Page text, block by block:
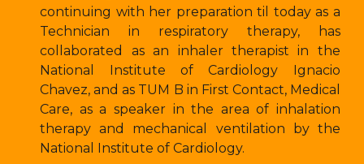
continuing with her preparation til today as a
Technician in respiratory therapy, has
collaborated as an inhaler therapist in the
National Institute of Cardiology Ignacio
Chavez, and as TUM B in First Contact, Medical
Care, as a speaker in the area of inhalation
therapy and mechanical ventilation by the
National Institute of Cardiology.